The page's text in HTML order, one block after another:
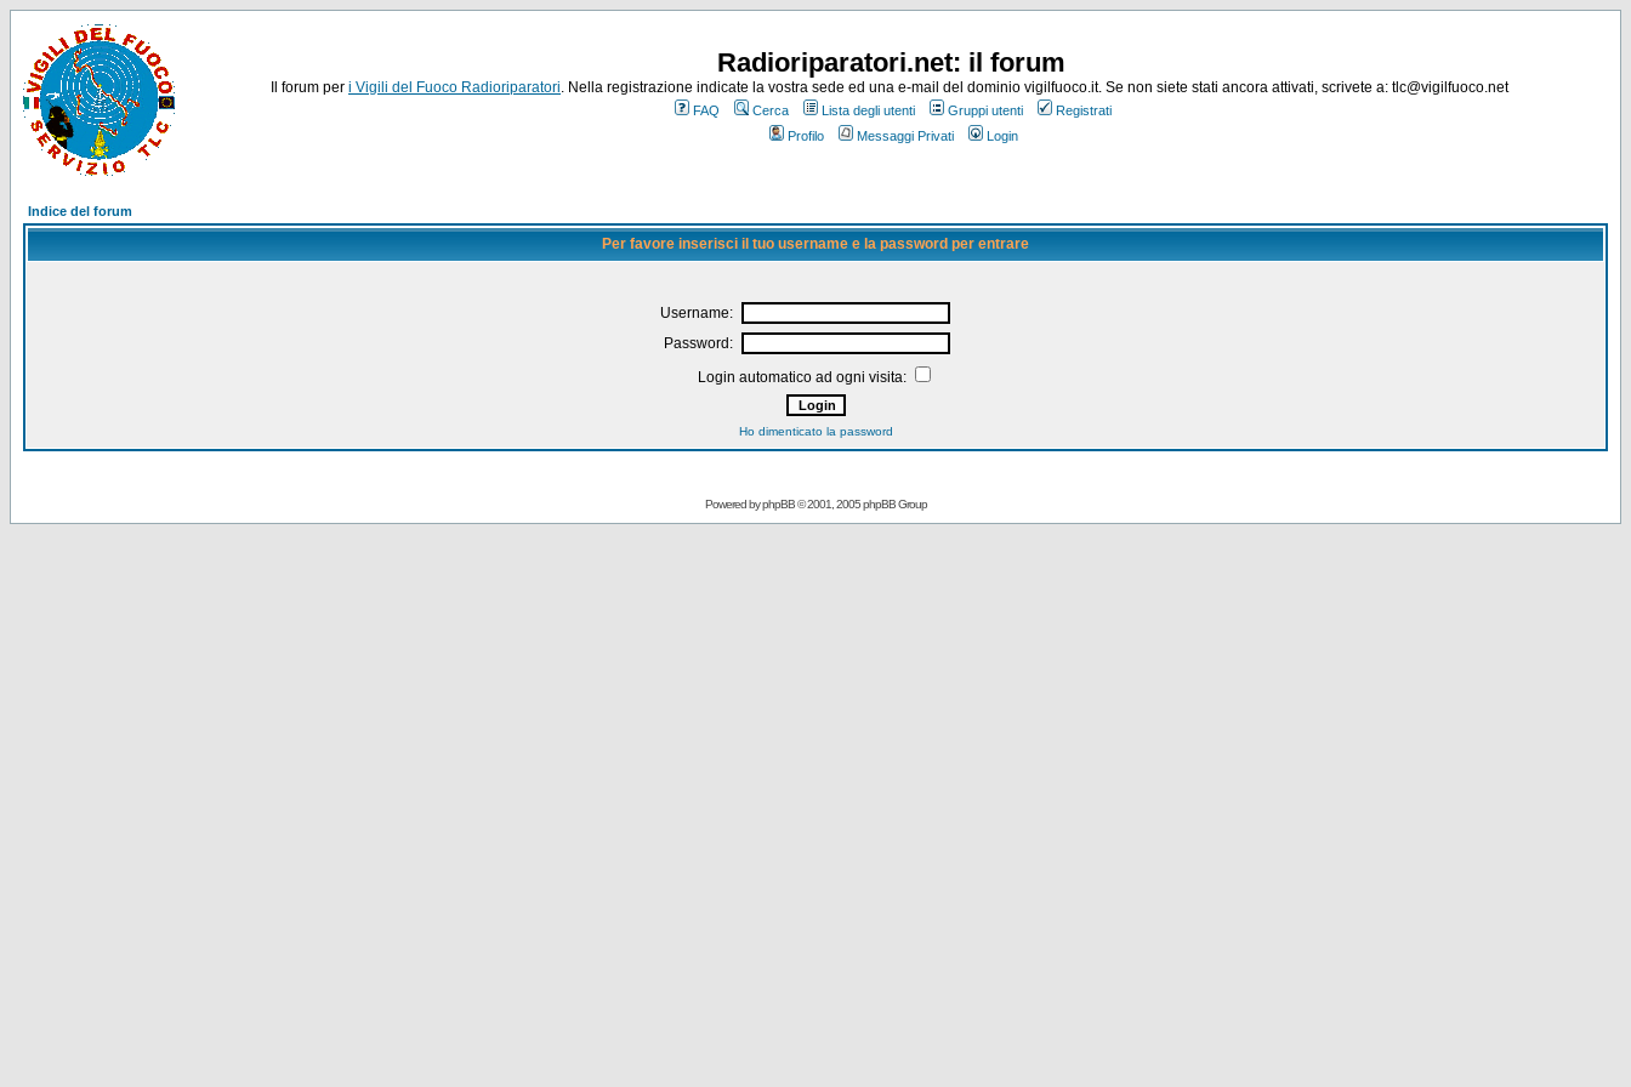
Radioriparatori.net: il forum
Il forum per i Vigili del Fuoco Radioriparatori. Nella registrazione indicate la vostra sede ed una e-mail del dominio vigilfuoco.it. Se non siete stati ancora attivati, scrivete a: tlc@vigilfuoco.net
FAQ Cerca Lista degli utenti Gruppi utenti
Registrati
Profilo
Messaggi Privati Login
Indice del forum
Per favore inserisci il tuo username e la password per entrare
Username:
Password:
Login automatico ad ogni visita:
Ho dimenticato la password
Powered byphpBB© 2001, 2005 phpBB Group